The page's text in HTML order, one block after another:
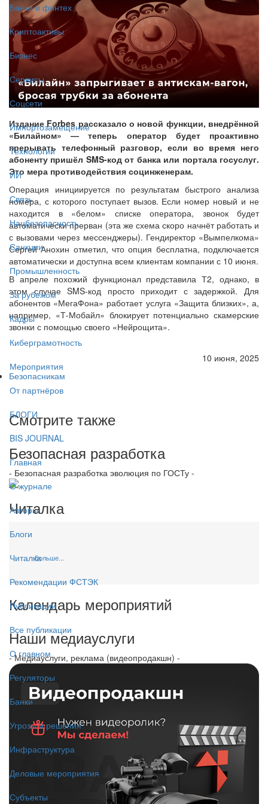
Банки и финтех
Криптоактивы
Бизнес
Сервисы
Соцсети
Импортозамещение
Технологии
ИИ
Связь
Нацбезопасность
Санкции
Промышленность
За рубежом
Кадры
Киберграмотность
Мероприятия
От партнёров
БЛОГИ
BIS JOURNAL
Главная
О журнале
Авторы
Блоги
Читалка
Рекомендации ФСТЭК
Публикации
Все публикации
О главном
Регуляторы
Банки
Угрозы и решения
Инфраструктура
Деловые мероприятия
Субъекты
Издание Forbes рассказало о новой функции, внедрённой
«Билайном» — теперь оператор будет проактивно
прерывать телефонный разговор, если во время него
абоненту пришёл SMS-код от банка или портала госуслуг.
Это мера противодействия социнженерам.
Операция инициируется по результатам быстрого анализа
номера, с которого поступает вызов. Если номер новый и не
находится в «белом» списке оператора, звонок будет
автоматически прерван (эта же схема скоро начнёт работать и
с вызовами через мессенджеры). Гендиректор «Вымпелкома»
Сергей Анохин отметил, что опция бесплатна, подключается
автоматически и доступна всем клиентам компании с 10 июня.
В апреле похожий функционал представила Т2, однако, в
этом случае SMS-код просто приходит с задержкой. Для
абонентов «МегаФона» работает услуга «Защита близких», а,
например, «Т-Мобайл» блокирует потенциально скамерские
звонки с помощью своего «Нейрощита».
10 июня, 2025
Безопасникам
Смотрите также
Безопасная разработка
- Безопасная разработка эволюция по ГОСТу -
Читалка
Больше...
Календарь мероприятий
Наши медиауслуги
- Медиауслуги, реклама (видеопродакшн) -